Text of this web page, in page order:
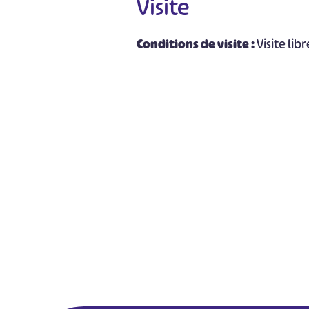
Visite
Conditions de visite :Visite